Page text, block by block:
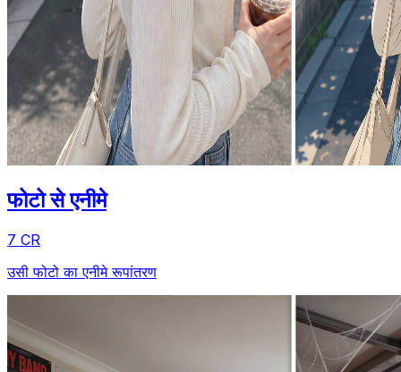
फोटो से एनीमे
7 CR
उसी फोटो का एनीमे रूपांतरण